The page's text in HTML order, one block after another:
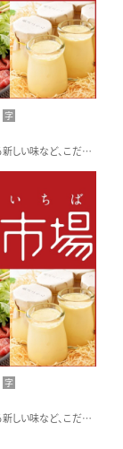
字
地方に伝わる昔ながらの伝統の味や、いま進化を遂げている新しい味など、こだわりの生産者や料理人に密着取材します。テレビ東京「虎ノ門市場」でお取り寄せも可能です！
字
地方に伝わる昔ながらの伝統の味や、いま進化を遂げている新しい味など、こだわりの生産者や料理人に密着取材します。テレビ東京「虎ノ門市場」でお取り寄せも可能です！